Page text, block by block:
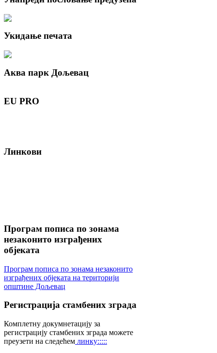
Укидање печата
Аква парк Дољевац
EU PRO
Линкови
Програм пописа по зонама
незаконито изграђених
објеката
Програм пописа по зонама незаконито
изграђених објеката на територији
општине Дољевац
Регистрација стамбених зграда
Комплетну докумнетацију за
регистрацију стамбених зграда можете
преузети на следећем линку:::::